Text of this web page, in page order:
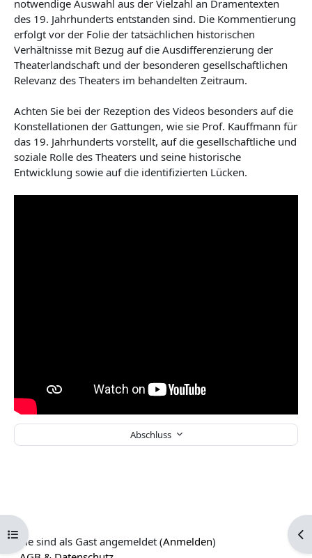
Kursindex öffnen
Abschluss
notwendige Auswahl aus der Vielzahl an Dramentexten
des 19. Jahrhunderts entstanden sind. Die Kommentierung
erfolgt vor der Folie der tatsächlichen historischen
Verhältnisse mit Bezug auf die Ausdifferenzierung der
Theaterlandschaft und der besonderen gesellschaftlichen
Relevanz des Theaters im behandelten Zeitraum.
Achten Sie bei der Rezeption des Videos besonders auf die
Konstellationen der Gattungen, wie sie Prof. Kauffmann für
das 19. Jahrhunderts vorstellt, auf die gesellschaftliche und
soziale Rolle des Theaters und seine historische
Entwicklung sowie auf die identifizierten Lücken.
Sie sind als Gast angemeldet (Anmelden)